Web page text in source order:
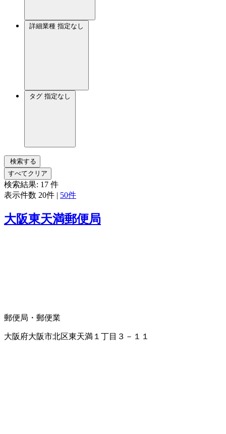
詳細業種 指定なし
タグ 指定なし
検索する
すべてクリア
検索結果: 17 件
表示件数 20件 | 50件
大阪東天満郵便局
郵便局・郵便業
大阪府大阪市北区東天満１丁目３－１１